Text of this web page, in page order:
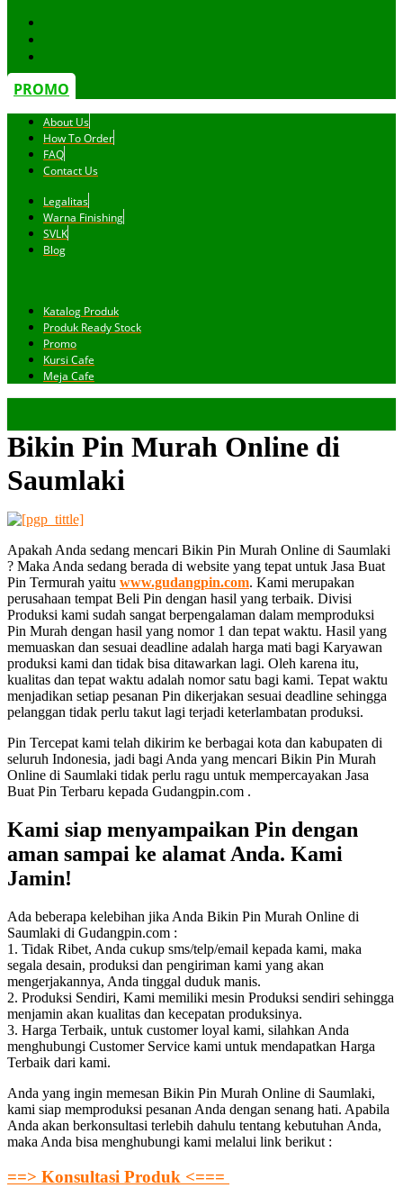
PROMO
About Us
How To Order
FAQ
Contact Us
Legalitas
Warna Finishing
SVLK
Blog
Katalog Produk
Produk Ready Stock
Promo
Kursi Cafe
Meja Cafe
Bikin Pin Murah Online di
Saumlaki
Apakah Anda sedang mencari Bikin Pin Murah Online di Saumlaki
? Maka Anda sedang berada di website yang tepat untuk Jasa Buat
Pin Termurah yaitu www.gudangpin.com. Kami merupakan
perusahaan tempat Beli Pin dengan hasil yang terbaik. Divisi
Produksi kami sudah sangat berpengalaman dalam memproduksi
Pin Murah dengan hasil yang nomor 1 dan tepat waktu. Hasil yang
memuaskan dan sesuai deadline adalah harga mati bagi Karyawan
produksi kami dan tidak bisa ditawarkan lagi. Oleh karena itu,
kualitas dan tepat waktu adalah nomor satu bagi kami. Tepat waktu
menjadikan setiap pesanan Pin dikerjakan sesuai deadline sehingga
pelanggan tidak perlu takut lagi terjadi keterlambatan produksi.
Pin Tercepat kami telah dikirim ke berbagai kota dan kabupaten di
seluruh Indonesia, jadi bagi Anda yang mencari Bikin Pin Murah
Online di Saumlaki tidak perlu ragu untuk mempercayakan Jasa
Buat Pin Terbaru kepada Gudangpin.com .
Kami siap menyampaikan Pin dengan
aman sampai ke alamat Anda. Kami
Jamin!
Ada beberapa kelebihan jika Anda Bikin Pin Murah Online di
Saumlaki di Gudangpin.com :
1. Tidak Ribet, Anda cukup sms/telp/email kepada kami, maka
segala desain, produksi dan pengiriman kami yang akan
mengerjakannya, Anda tinggal duduk manis.
2. Produksi Sendiri, Kami memiliki mesin Produksi sendiri sehingga
menjamin akan kualitas dan kecepatan produksinya.
3. Harga Terbaik, untuk customer loyal kami, silahkan Anda
menghubungi Customer Service kami untuk mendapatkan Harga
Terbaik dari kami.
Anda yang ingin memesan Bikin Pin Murah Online di Saumlaki,
kami siap memproduksi pesanan Anda dengan senang hati. Apabila
Anda akan berkonsultasi terlebih dahulu tentang kebutuhan Anda,
maka Anda bisa menghubungi kami melalui link berikut :
==> Konsultasi Produk <===